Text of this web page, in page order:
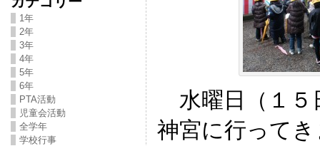
1年
2年
3年
4年
5年
6年
PTA活動
児童会活動
全学年
学校行事
水曜日（１５
神宮に行って